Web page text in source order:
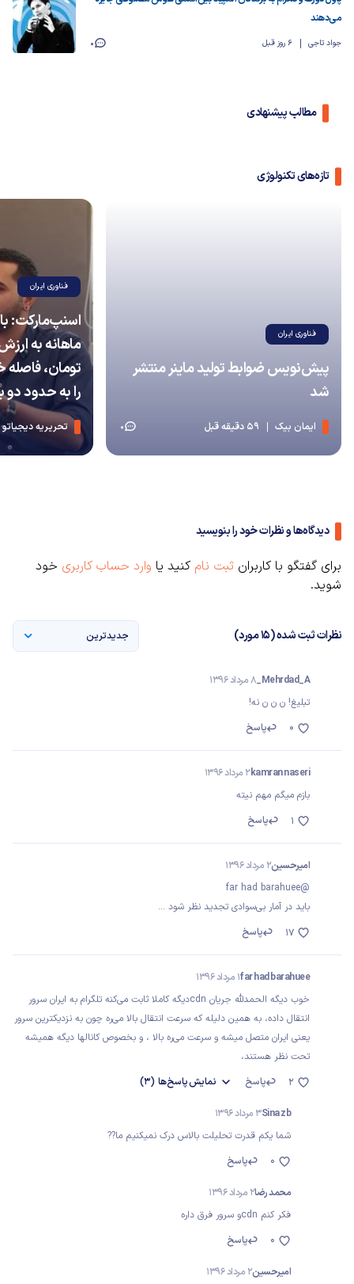
می‌دهند
جواد تاجی 6 روز قبل 0
مطالب پیشنهادی
تازه‌های تکنولوژی
فناوری ایران
پیش‌نویس ضوابط تولید ماینر منتشر
شد
ایمان بیک 59 دقیقه قبل 0
فناوری ایران
تومان، فاصله
را به حدود دو
تحریریه دیجیاتو
دیدگاه‌ها و نظرات خود را بنویسید
برای گفتگو با کاربران ثبت نام کنید یا وارد حساب کاربری خود
شوید.
نظرات ثبت شده (15 مورد) جدیدترین
Mehrdad_A_ 8 مرداد 1396
تبلیغ! ن ن ن نه!
پاسخ
0
kamran naseri2 مرداد 1396
بازم میگم مهم نیته
پاسخ
1
امیرحسین2 مرداد 1396
@far had barahuee
باید در آمار بی‌سوادی تجدید نظر شود ...
پاسخ
17
far had barahuee1 مرداد 1396
خوب دیگه الحمدلله جریان cdnدیگه کاملا ثابت می‌کنه تلگرام به ایران سرور
انتقال داده، به همین دلیله که سرعت انتقال بالا می‌ره چون به نزدیکترین سرور
یعنی ایران متصل میشه و سرعت می‌ره بالا ، و بخصوص کانالها دیگه همیشه
تحت نظر هستند،
پاسخ
نمایشپاسخ‌ها (3) 2
Sina zb3 مرداد 1396
شما یکم قدرت تحلیلت بالاس درک نمیکنیم ما??
پاسخ
0
محمد رضا2 مرداد 1396
فکر کنم cdnو سرور فرق داره
پاسخ
0
امیرحسین2 مرداد 1396